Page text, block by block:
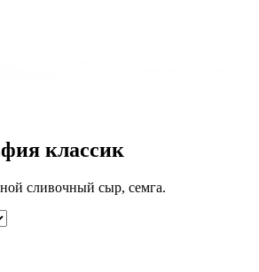
классик
сливочный сыр, семга.